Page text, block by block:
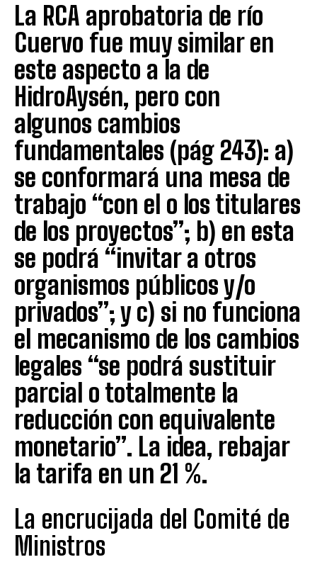
La RCA aprobatoria de río
Cuervo fue muy similar en
este aspecto a la de
HidroAysén, pero con
algunos cambios
fundamentales (pág 243): a)
se conformará una mesa de
trabajo “con el o los titulares
de los proyectos”; b) en esta
se podrá “invitar a otros
organismos públicos y/o
privados”; y c) si no funciona
el mecanismo de los cambios
legales “se podrá sustituir
parcial o totalmente la
reducción con equivalente
monetario”. La idea, rebajar
la tarifa en un 21 %.
La encrucijada del Comité de
Ministros